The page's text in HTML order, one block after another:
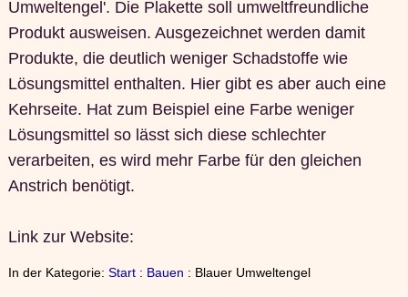
Umweltengel'. Die Plakette soll umweltfreundliche
Produkt ausweisen. Ausgezeichnet werden damit
Produkte, die deutlich weniger Schadstoffe wie
Lösungsmittel enthalten. Hier gibt es aber auch eine
Kehrseite. Hat zum Beispiel eine Farbe weniger
Lösungsmittel so lässt sich diese schlechter
verarbeiten, es wird mehr Farbe für den gleichen
Anstrich benötigt.
Link zur Website:
In der Kategorie: Start: Bauen : Blauer Umweltengel